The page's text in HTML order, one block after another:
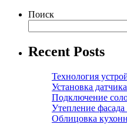
Поиск
Recent Posts
Технология
Установка
Подключение
Утепление
Облицовка